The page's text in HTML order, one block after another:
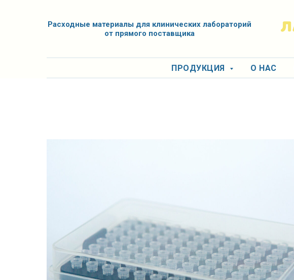
Расходные материалы для клинических лабораторий
от прямого поставщика
ПРОДУКЦИЯ О НАС